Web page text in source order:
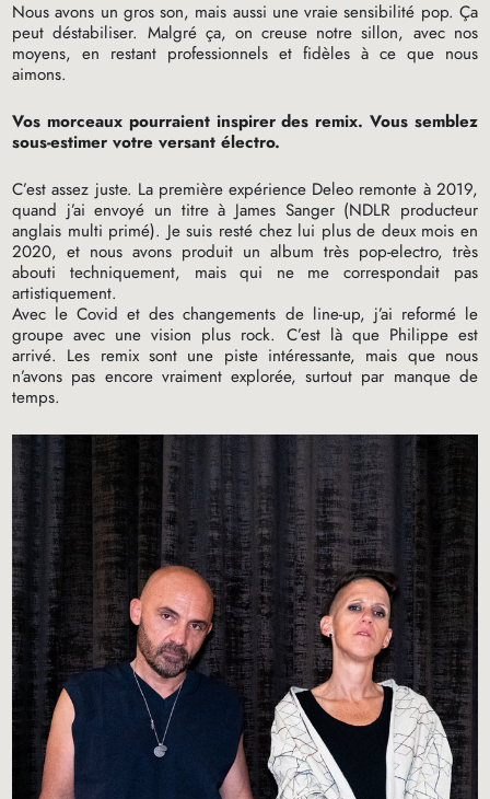
Nous avons un gros son, mais aussi une vraie sensibilité pop. Ça
peut déstabiliser. Malgré ça, on creuse notre sillon, avec nos
moyens, en restant professionnels et fidèles à ce que nous
aimons.
Vos morceaux pourraient inspirer des remix. Vous semblez
sous-estimer votre versant électro.
C’est assez juste. La première expérience Deleo remonte à 2019,
quand j’ai envoyé un titre à James Sanger (NDLR producteur
anglais multi primé). Je suis resté chez lui plus de deux mois en
2020, et nous avons produit un album très pop-electro, très
abouti techniquement, mais qui ne me correspondait pas
artistiquement.
Avec le Covid et des changements de line-up, j’ai reformé le
groupe avec une vision plus rock. C’est là que Philippe est
arrivé. Les remix sont une piste intéressante, mais que nous
n’avons pas encore vraiment explorée, surtout par manque de
temps.